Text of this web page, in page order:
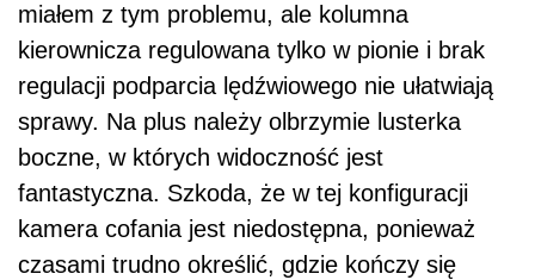
miałem z tym problemu, ale kolumna
kierownicza regulowana tylko w pionie i brak
regulacji podparcia lędźwiowego nie ułatwiają
sprawy. Na plus należy olbrzymie lusterka
boczne, w których widoczność jest
fantastyczna. Szkoda, że w tej konfiguracji
kamera cofania jest niedostępna, ponieważ
czasami trudno określić, gdzie kończy się